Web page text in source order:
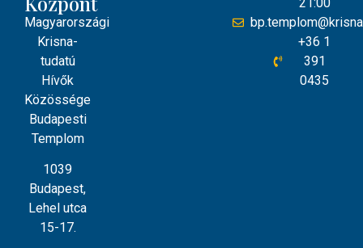
Magyarországi
Krisna-
tudatú
Hívők
Közössége
Budapesti
Templom
1039
Budapest,
Lehel utca
15-17.
+36 1
391
0435